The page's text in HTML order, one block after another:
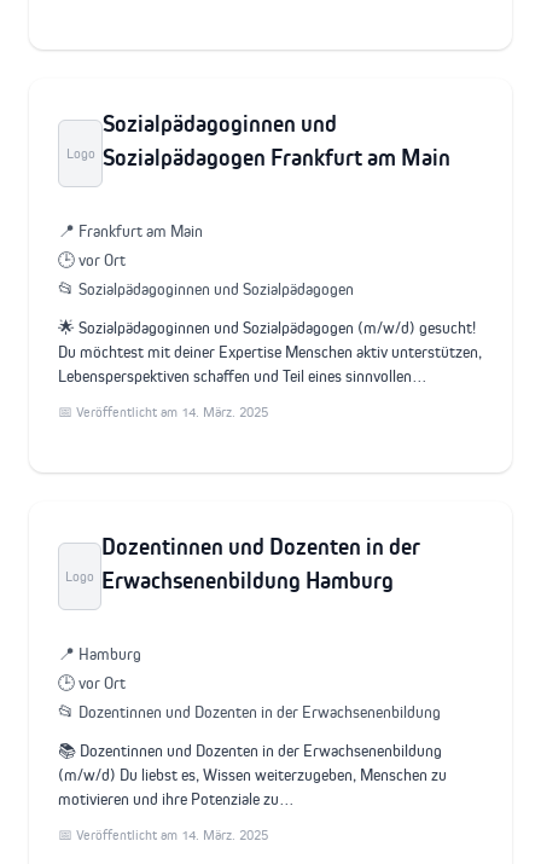
Logo
Sozialpädagoginnen und
Sozialpädagogen Frankfurt am Main
📍 Frankfurt am Main
🕒 vor Ort
📂 Sozialpädagoginnen und Sozialpädagogen
🌟 Sozialpädagoginnen und Sozialpädagogen (m/w/d) gesucht!
Du möchtest mit deiner Expertise Menschen aktiv unterstützen,
Lebensperspektiven schaffen und Teil eines sinnvollen…
📅 Veröffentlicht am 14. März. 2025
Logo
Dozentinnen und Dozenten in der
Erwachsenenbildung Hamburg
📍 Hamburg
🕒 vor Ort
📂 Dozentinnen und Dozenten in der Erwachsenenbildung
📚 Dozentinnen und Dozenten in der Erwachsenenbildung
(m/w/d) Du liebst es, Wissen weiterzugeben, Menschen zu
motivieren und ihre Potenziale zu…
📅 Veröffentlicht am 14. März. 2025